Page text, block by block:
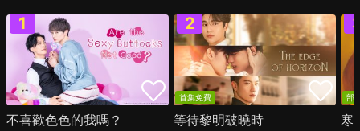
不喜歡色色的我嗎？
首集免費
等待黎明破曉時
部
寒